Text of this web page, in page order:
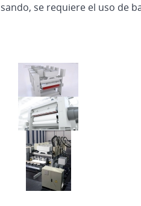
se requiere el uso de